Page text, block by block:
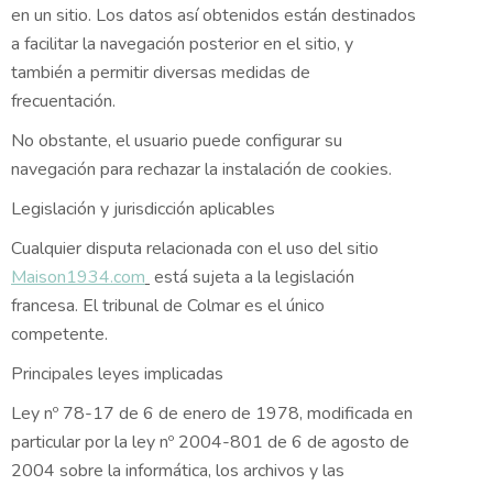
en un sitio. Los datos así obtenidos están destinados
a facilitar la navegación posterior en el sitio, y
también a permitir diversas medidas de
frecuentación.
No obstante, el usuario puede configurar su
navegación para rechazar la instalación de cookies.
Legislación y jurisdicción aplicables
Cualquier disputa relacionada con el uso del sitio
Maison1934.com está sujeta a la legislación
francesa. El tribunal de Colmar es el único
competente.
Principales leyes implicadas
Ley nº 78-17 de 6 de enero de 1978, modificada en
particular por la ley nº 2004-801 de 6 de agosto de
2004 sobre la informática, los archivos y las